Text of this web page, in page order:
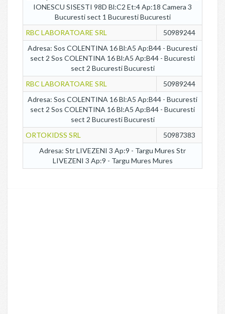
IONESCU SISESTI 98D Bl:C2 Et:4 Ap:18 Camera 3
Bucuresti sect 1 Bucuresti Bucuresti
RBC LABORATOARE SRL
50989244
Adresa: Sos COLENTINA 16 Bl:A5 Ap:B44 - Bucuresti
sect 2 Sos COLENTINA 16 Bl:A5 Ap:B44 - Bucuresti
sect 2 Bucuresti Bucuresti
RBC LABORATOARE SRL
50989244
Adresa: Sos COLENTINA 16 Bl:A5 Ap:B44 - Bucuresti
sect 2 Sos COLENTINA 16 Bl:A5 Ap:B44 - Bucuresti
sect 2 Bucuresti Bucuresti
ORTOKIDSS SRL
50987383
Adresa: Str LIVEZENI 3 Ap:9 - Targu Mures Str
LIVEZENI 3 Ap:9 - Targu Mures Mures